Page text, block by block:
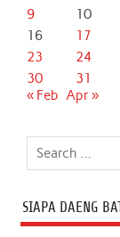
9
10
16
17
23
24
30
31
« Feb Apr »
SIAPA DAENG